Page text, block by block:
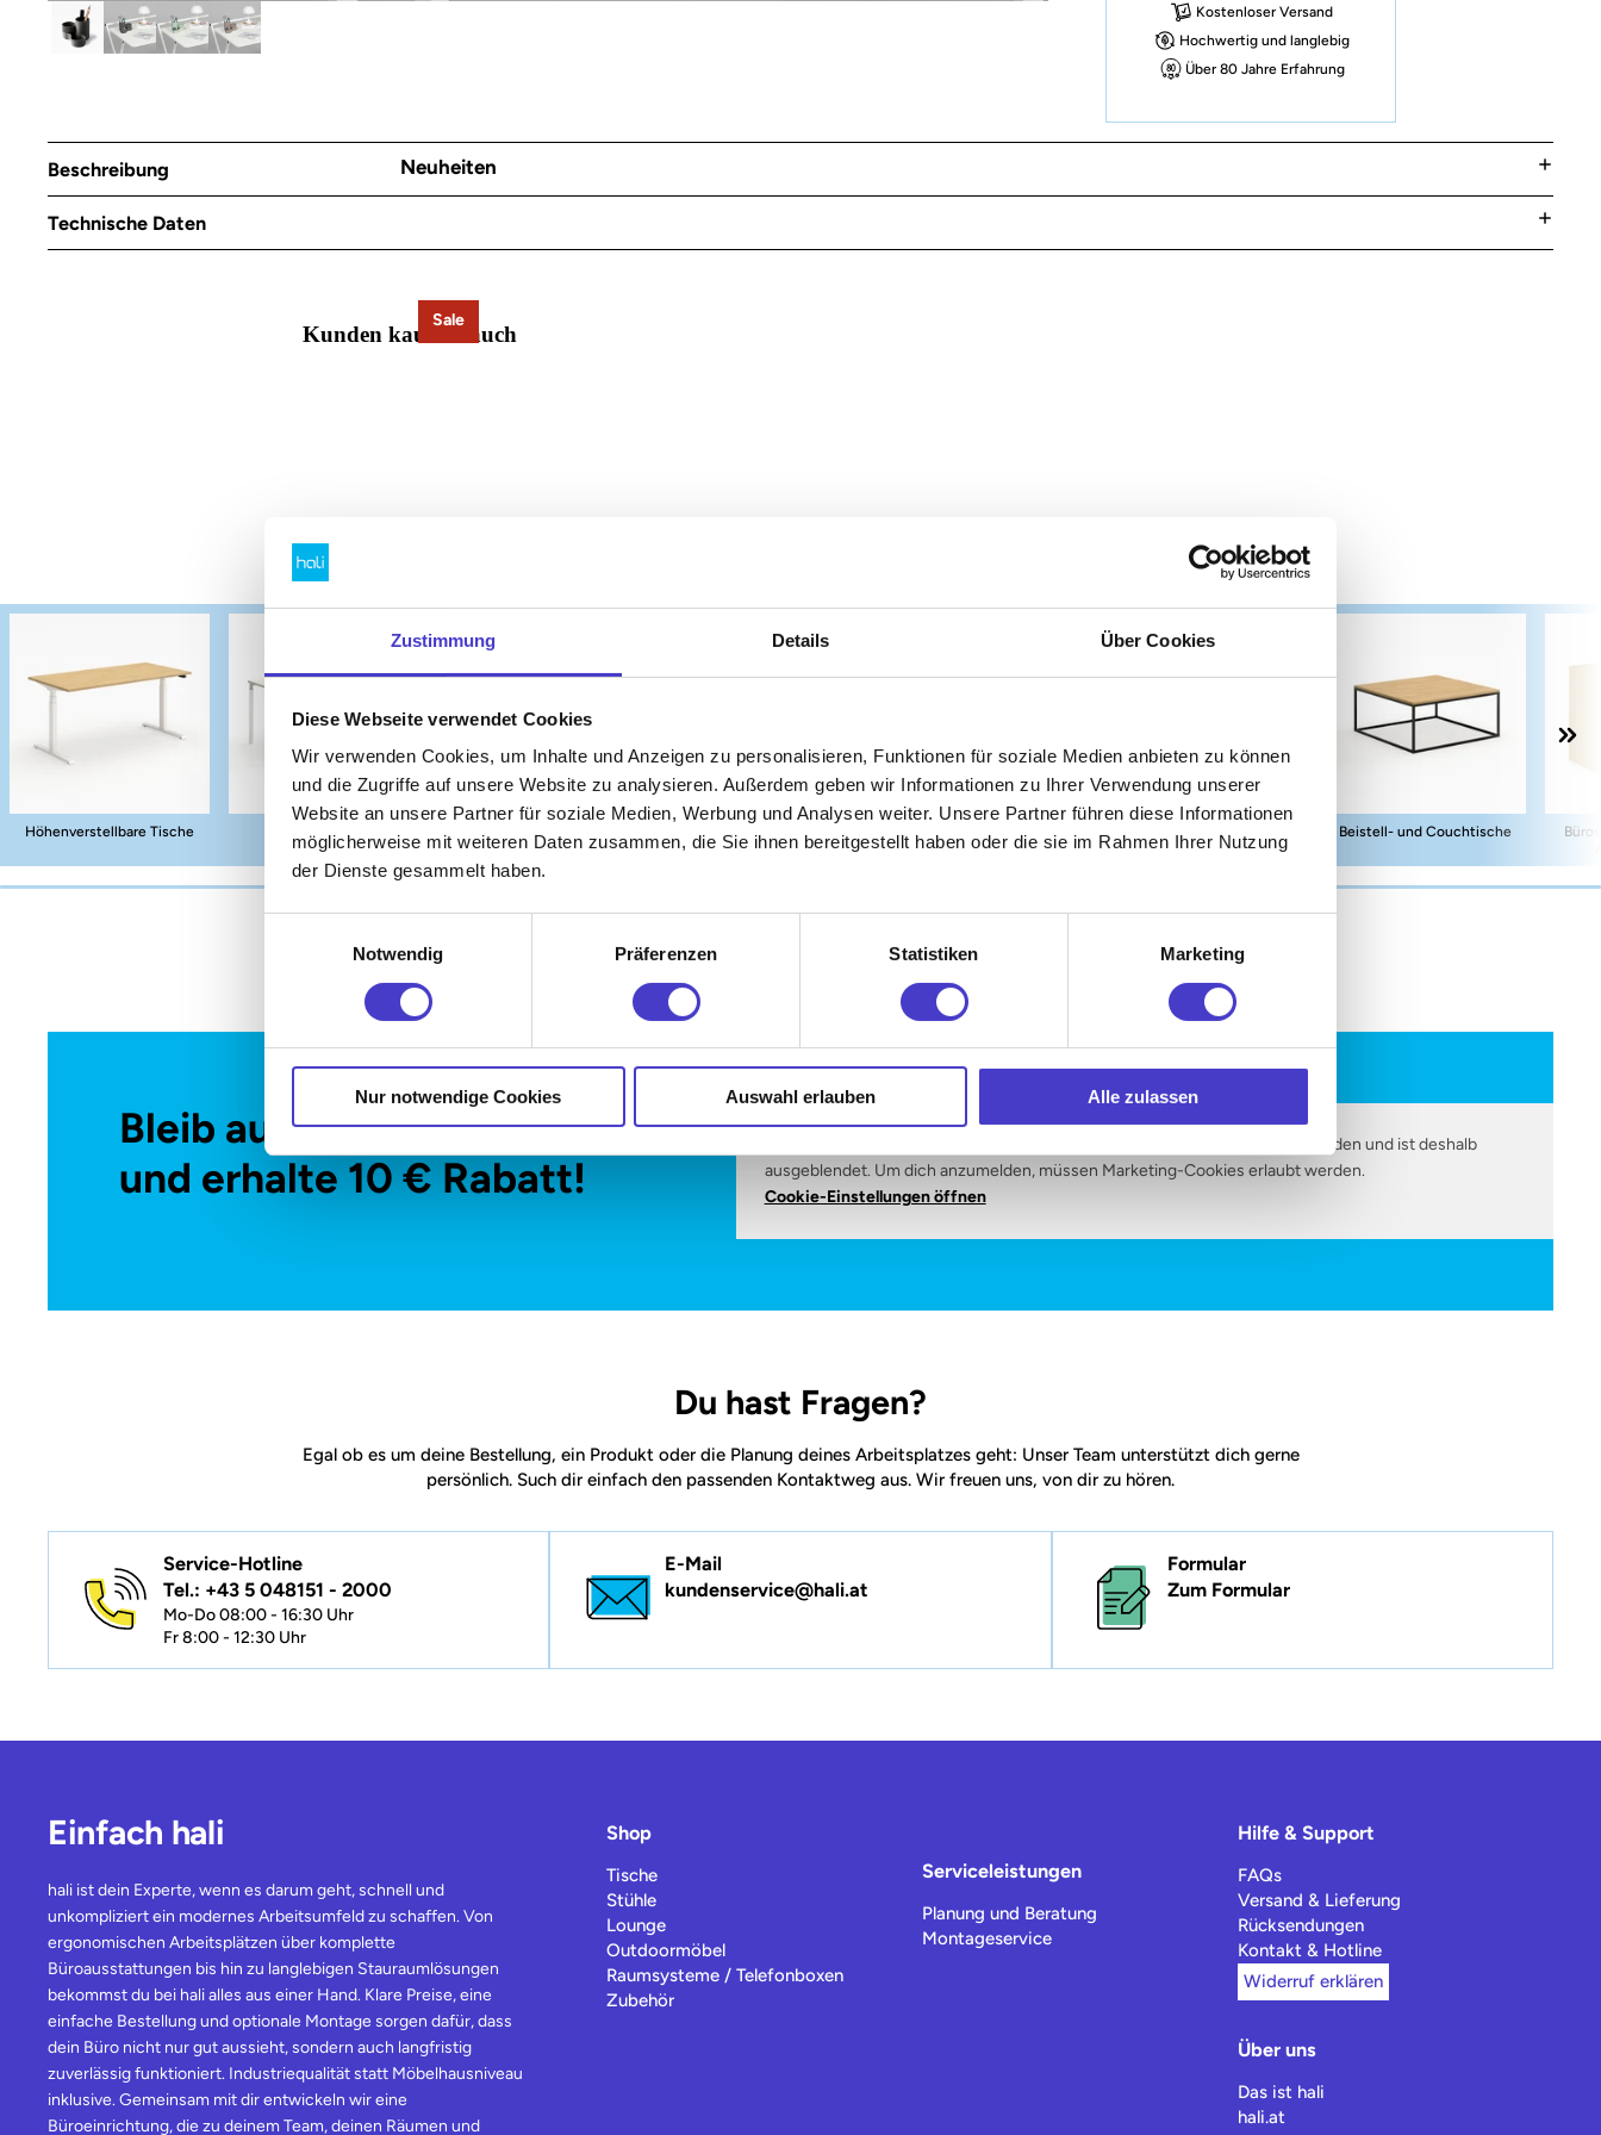
Zustimmung Details Über Cookies
Diese Webseite verwendet Cookies
Wir verwenden Cookies, um Inhalte und Anzeigen zu personalisieren, Funktionen für soziale Medien anbieten zu können
und die Zugriffe auf unsere Website zu analysieren. Außerdem geben wir Informationen zu Ihrer Verwendung unserer
Website an unsere Partner für soziale Medien, Werbung und Analysen weiter. Unsere Partner führen diese Informationen
möglicherweise mit weiteren Daten zusammen, die Sie ihnen bereitgestellt haben oder die sie im Rahmen Ihrer Nutzung
der Dienste gesammelt haben.
Notwendig
Präferenzen Statistiken Marketing
Nur notwendige Cookies Auswahl erlauben Alle zulassen
Neuheiten
Sale
Kostenloser Versand
Hochwertig und langlebig
Über 80 Jahre Erfahrung
Beschreibung
Technische Daten
Kunden kauften auch
Höhenverstellbare Tische Schreibtische Bürohocker und Barhocker Meetingtische
Konferenzstühle /
Besucherstühle
Büro Loungemöbel Beistell- und Couchtische
Bleib auf dem Laufenden
und erhalte 10 € Rabatt!
Das Newsletter-Formular wird von unserem Versanddienstleister Brevo geladen und ist deshalb
ausgeblendet. Um dich anzumelden, müssen Marketing-Cookies erlaubt werden.
Cookie-Einstellungen öffnen
Du hast Fragen?
Egal ob es um deine Bestellung, ein Produkt oder die Planung deines Arbeitsplatzes geht: Unser Team unterstützt dich gerne
persönlich. Such dir einfach den passenden Kontaktweg aus. Wir freuen uns, von dir zu hören.
Service-Hotline
Tel.: +43 5 048151 - 2000
Mo-Do 08:00 - 16:30 Uhr
Fr 8:00 - 12:30 Uhr
E-Mail
kundenservice@hali.at
Formular
Zum Formular
Einfach hali
hali ist dein Experte, wenn es darum geht, schnell und
unkompliziert ein modernes Arbeitsumfeld zu schaffen. Von
ergonomischen Arbeitsplätzen über komplette
Büroausstattungen bis hin zu langlebigen Stauraumlösungen
bekommst du bei hali alles aus einer Hand. Klare Preise, eine
einfache Bestellung und optionale Montage sorgen dafür, dass
dein Büro nicht nur gut aussieht, sondern auch langfristig
zuverlässig funktioniert. Industriequalität statt Möbelhausniveau
inklusive. Gemeinsam mit dir entwickeln wir eine
Büroeinrichtung, die zu deinem Team, deinen Räumen und
Shop
Tische
Stühle
Lounge
Outdoormöbel
Raumsysteme / Telefonboxen
Zubehör
Serviceleistungen
Planung und Beratung
Montageservice
Hilfe & Support
FAQs
Versand & Lieferung
Rücksendungen
Kontakt & Hotline
Widerruf erklären
Über uns
Das ist hali
hali.at